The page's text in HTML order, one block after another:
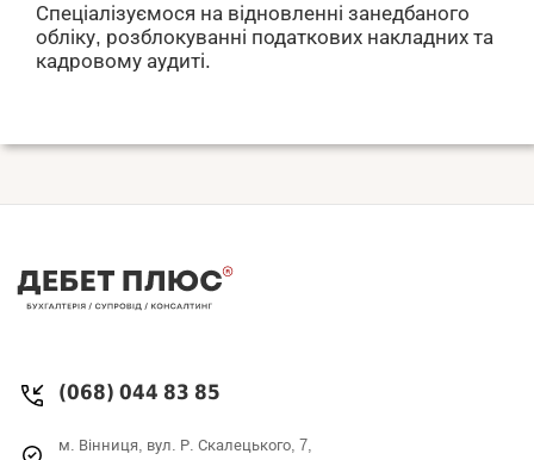
Спеціалізуємося на відновленні занедбаного
обліку, розблокуванні податкових накладних та
кадровому аудиті.
(068) 044 83 85
м. Вінниця, вул. Р. Скалецького, 7,